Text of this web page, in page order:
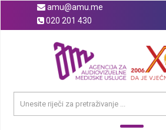
amu@amu.me
020 201 430